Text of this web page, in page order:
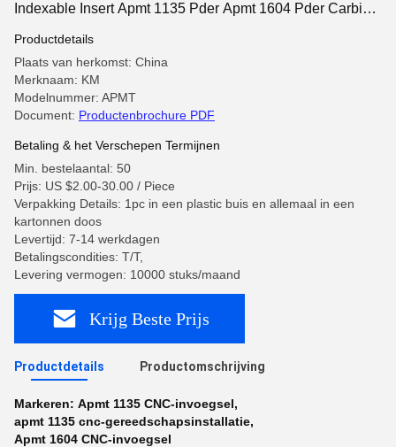
Indexable Insert Apmt 1135 Pder Apmt 1604 Pder Carbide
Productdetails
Plaats van herkomst: China
Merknaam: KM
Modelnummer: APMT
Document: Productenbrochure PDF
Betaling & het Verschepen Termijnen
Min. bestelaantal: 50
Prijs: US $2.00-30.00 / Piece
Verpakking Details: 1pc in een plastic buis en allemaal in een
kartonnen doos
Levertijd: 7-14 werkdagen
Betalingscondities: T/T,
Levering vermogen: 10000 stuks/maand
Krijg Beste Prijs
Productdetails Productomschrijving
Markeren: Apmt 1135 CNC-invoegsel,
apmt 1135 cnc-gereedschapsinstallatie,
Apmt 1604 CNC-invoegsel